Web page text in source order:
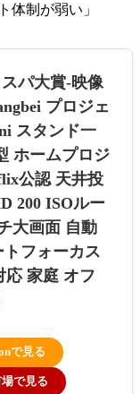
体制が弱い」
スパ大賞-映像
プロジェ
スタンド一
ホームプロジ
公認 天井投
200 ISOルー
大画面 自動
フォーカス
応 家庭 オフ
で見る
で見る